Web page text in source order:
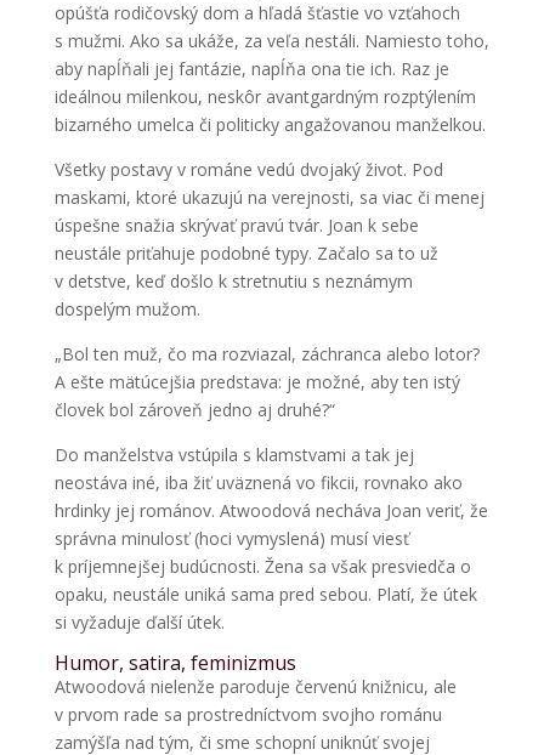
opúšťa rodičovský dom a hľadá šťastie vo vzťahoch
s mužmi. Ako sa ukáže, za veľa nestáli. Namiesto toho,
aby napĺňali jej fantázie, napĺňa ona tie ich. Raz je
ideálnou milenkou, neskôr avantgardným rozptýlením
bizarného umelca či politicky angažovanou manželkou.
Všetky postavy v románe vedú dvojaký život. Pod
maskami, ktoré ukazujú na verejnosti, sa viac či menej
úspešne snažia skrývať pravú tvár. Joan k sebe
neustále priťahuje podobné typy. Začalo sa to už
v detstve, keď došlo k stretnutiu s neznámym
dospelým mužom.
„Bol ten muž, čo ma rozviazal, záchranca alebo lotor?
A ešte mätúcejšia predstava: je možné, aby ten istý
človek bol zároveň jedno aj druhé?“
Do manželstva vstúpila s klamstvami a tak jej
neostáva iné, iba žiť uväznená vo fikcii, rovnako ako
hrdinky jej románov. Atwoodová necháva Joan veriť, že
správna minulosť (hoci vymyslená) musí viesť
k príjemnejšej budúcnosti. Žena sa však presviedča o
opaku, neustále uniká sama pred sebou. Platí, že útek
si vyžaduje ďalší útek.
Humor, satira, feminizmus
Atwoodová nielenže paroduje červenú knižnicu, ale
v prvom rade sa prostredníctvom svojho románu
zamýšľa nad tým, či sme schopní uniknúť svojej